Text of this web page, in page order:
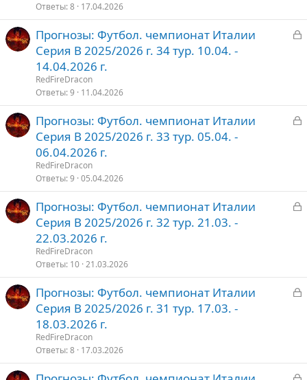
т
о
Ответы 8 17.04.2026
З
т
о
Прогнозы: Футбол. чемпионат Италии
Серия В 2025/2026 г. 34 тур. 10.04. -
14.04.2026 г.
RedFireDracon
Ответы 9 11.04.2026
З
т
о
Прогнозы: Футбол. чемпионат Италии
Серия В 2025/2026 г. 33 тур. 05.04. -
06.04.2026 г.
RedFireDracon
Ответы 9 05.04.2026
З
т
о
Прогнозы: Футбол. чемпионат Италии
Серия В 2025/2026 г. 32 тур. 21.03. -
22.03.2026 г.
RedFireDracon
Ответы 10 21.03.2026
З
т
о
Прогнозы: Футбол. чемпионат Италии
Серия В 2025/2026 г. 31 тур. 17.03. -
18.03.2026 г.
RedFireDracon
Ответы 8 17.03.2026
З